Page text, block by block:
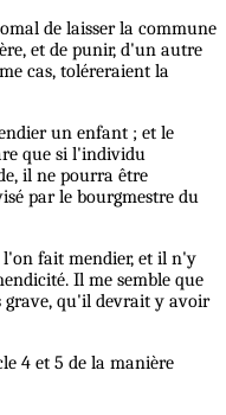
de laisser la commune
et de punir, d'un autre
cas, toléreraient la
un enfant ; et le
que si l'individu
il ne pourra être
par le bourgmestre du
l'on fait mendier, et il n'y
Il me semble que
grave, qu'il devrait y avoir
4 et 5 de la manière